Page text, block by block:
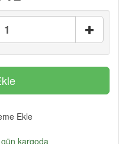
Ekle
gün kargoda